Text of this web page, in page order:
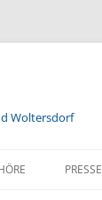
Woltersdorf
PRESSE